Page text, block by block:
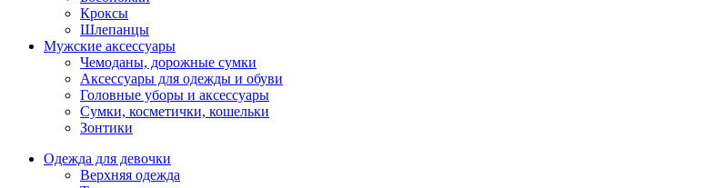
Кроксы
Шлепанцы
Мужские аксессуары
Чемоданы, дорожные сумки
Аксессуары для одежды и обуви
Головные уборы и аксессуары
Сумки, косметички, кошельки
Зонтики
Одежда для девочки
Верхняя одежда